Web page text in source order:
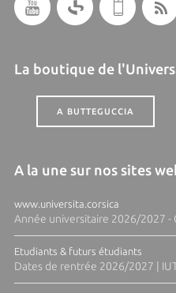
La boutique de
A BUTTEGUCCIA
A la une sur nos sites
www.universita.corsica
Année universitaire 2026/2027 -
Etudiants & futurs étudiants
Dates de rentrée 2026/2027 |